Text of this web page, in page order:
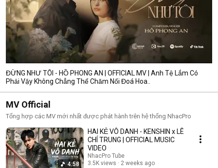
ĐỪNG NHƯ TÔI - HỒ PHONG AN | OFFICIAL MV | Anh Tệ Lắm Có
Phải Vậy Không Chẳng Thể Chăm Nổi Đoá Hoa..
MV Official
Tổng hợp các MV mới nhất được phát hành trên hệ thống NhacPro
4:58
HAI KẺ VÔ DANH - KENSHIN x LÊ
CHÍ TRUNG | OFFICIAL MUSIC
VIDEO
NhacPro Tube
3.5K views
2 weeks ago